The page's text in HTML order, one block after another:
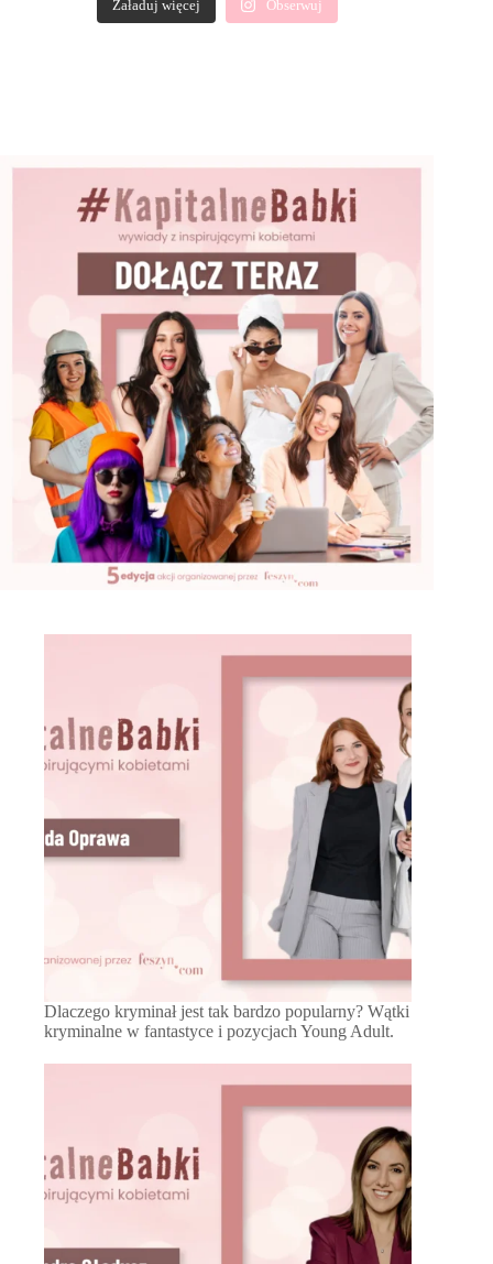
Załaduj więcej Obserwuj
Dlaczego kryminał jest tak bardzo popularny? Wątki
kryminalne w fantastyce i pozycjach Young Adult.